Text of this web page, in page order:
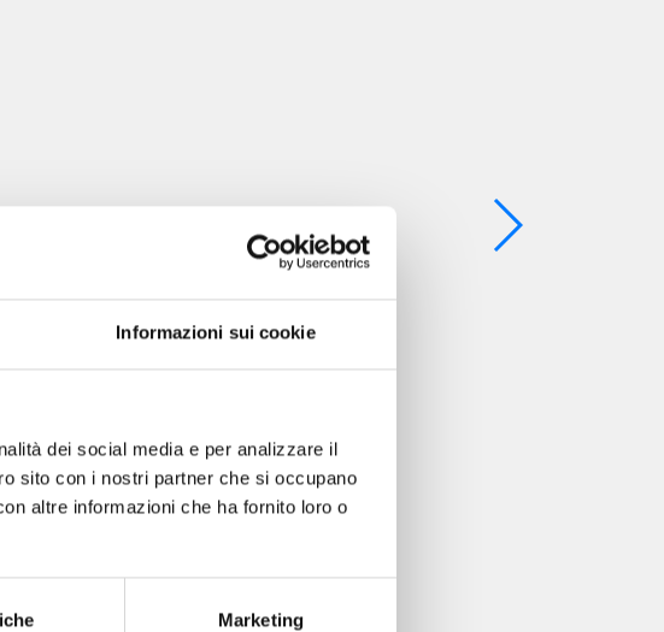
Informazioni sui cookie
dei social media e per analizzare il
sito con i nostri partner che si occupano
altre informazioni che ha fornito loro o
Marketing